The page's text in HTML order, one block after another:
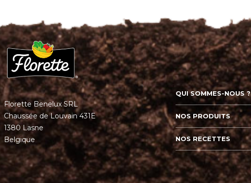
Florette Benelux SRL
Chaussée de Louvain 431E
1380 Lasne
Belgique
QUI SOMMES-NOUS ?
NOS PRODUITS
NOS RECETTES